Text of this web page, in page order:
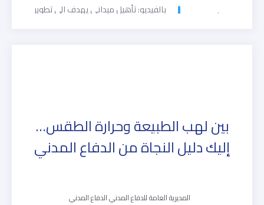
بالفيديو: تأهيل ميداني يهدف الى تطوير
بين لهب الطبيعة وحرارة الطقس…
إليك دليل النجاة من الدفاع المدني
المديرية العامة للدفاع المدني الدفاع المدني